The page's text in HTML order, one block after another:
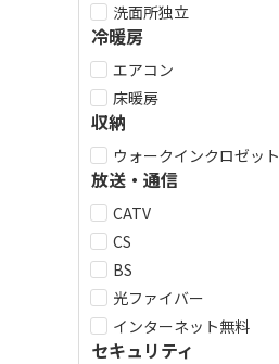
洗面所独立
冷暖房
エアコン
床暖房
収納
ウォークインクロゼット
放送・通信
CATV
CS
BS
光ファイバー
インターネット無料
セキュリティ